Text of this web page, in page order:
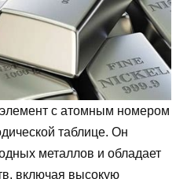
с атомным номером
таблице. Он
металлов и обладает
включая высокую